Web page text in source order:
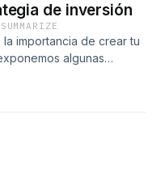
de inversión
importancia de crear tu
algunas